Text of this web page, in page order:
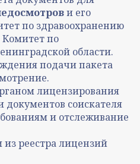
и его
по здравоохранению
Комитет по
области.
подачи пакета
лицензирования
документов соискателя
и отслеживание
реестра лицензий